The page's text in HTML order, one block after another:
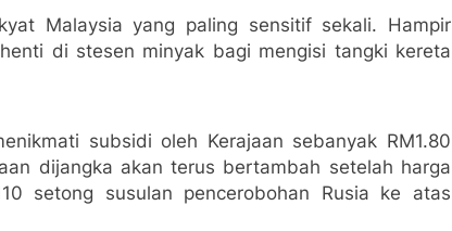
Malaysia yang paling sensitif sekali. Hampir
di stesen minyak bagi mengisi tangki kereta
subsidi oleh Kerajaan sebanyak RM1.80
dijangka akan terus bertambah setelah harga
setong susulan pencerobohan Rusia ke atas